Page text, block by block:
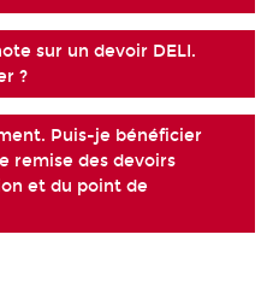
sur un devoir DELI.
?
Puis-je bénéficier
remise des devoirs
et du point de